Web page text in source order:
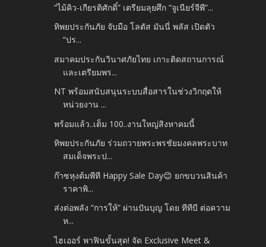
“ไม้คิว-เกียรติศักดิ์” เตรียมลุยศึก “จูเนียร์จีพี”...
ทิพยประกันภัย จับมือ โลตัส มันนี่ พลัส เปิดตัว
“ปร...
สมาคมประกันวินาศภัยไทย เกาะติดสถานการณ์
และเตรียมพร...
NT พร้อมสนับสนุนระบบสื่อสารในช่วงวิกฤตให้
หน่วยงาน ...
พร้อมแล้ว..เต็ม 100..งานใหญ่สิงหาคมนี้
ทิพยประกันภัย ร่วมถวายพระพรชัยมงคลพระบาท
สมเด็จพระป...
ก๊าซหุงต้มพีที Happy Sale Day😊 ยกขบวนสินค้า
ราคาพิ...
ส่งต่อพลัง “การให้” ผ่านปันบุญ โดย ทีทีบี ต่อความ
ห...
ไฮเออร์ พาฟินขั้นสุด! จัด Exclusive Meet &